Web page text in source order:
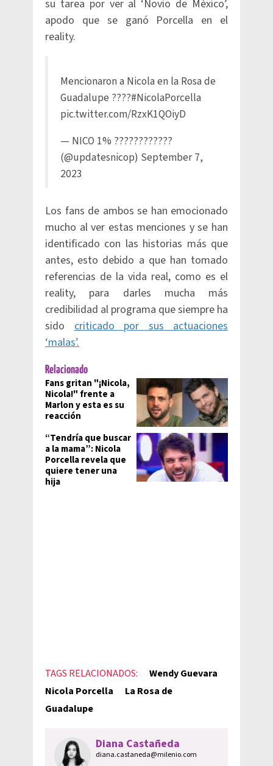
su tarea por ver al ‘Novio de México’,
apodo que se ganó Porcella en el
reality.
Mencionaron a Nicola en la Rosa de
Guadalupe ????#NicolaPorcella
pic.twitter.com/RzxK1QOiyD
— NICO 1% ????????????
(@updatesnicop) September 7,
2023
Los fans de ambos se han emocionado
mucho al ver estas menciones y se han
identificado con las historias más que
antes, esto debido a que han tomado
referencias de la vida real, como es el
reality, para darles mucha más
credibilidad al programa que siempre ha
sidocriticado por sus actuaciones
‘malas’.
Relacionado
Fans gritan "¡Nicola,
Nicola!" frente a
Marlon y esta es su
reacción
“Tendría que buscar
a la mama”: Nicola
Porcella revela que
quiere tener una
hija
TAGS RELACIONADOS:
Wendy Guevara
Nicola Porcella
La Rosa de
Guadalupe
Diana Castañeda
diana.castaneda@milenio.com